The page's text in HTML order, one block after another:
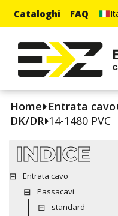
Cataloghi FAQ
Home Entrata cavo
DK/DR 14-1480 PVC
INDICE
Entrata cavo
Passacavi
standard